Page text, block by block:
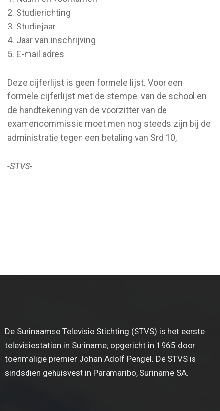
2. Studierichting
3. Studiejaar
4. Jaar van inschrijving
5. E-mail adres
Deze cijferlijst is geen formele lijst. Voor een
formele cijferlijst met de stempel van de school en
de handtekening van de voorzitter van de
examencommissie moet men nog steeds zijn bij de
administratie tegen een betaling van Srd 10,
-STVS-
De Surinaamse Televisie Stichting (STVS) is het eerste
televisiestation in Suriname; opgericht in 1965 door
toenmalige premier Johan Adolf Pengel. De STVS is
sindsdien gehuisvest in Paramaribo, Suriname SA.